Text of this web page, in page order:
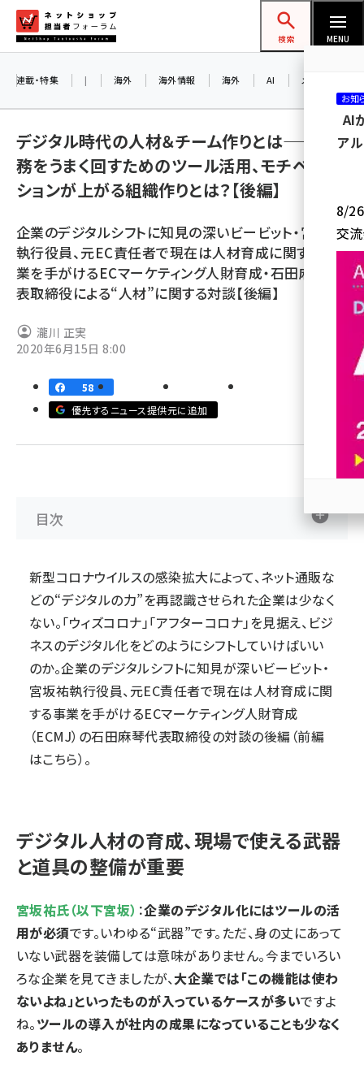
ン
ネットショップ担当者フォーラム
検索 MENU
amazon (2259)
楽天 (1877)
ecbeing (1211)
アスクル (1122)
base (1084)
revico (745)
連載・特集 | 海外 海外情報 海外 AI メタバース
デジタル時代の人材＆チーム作りとは――業
務をうまく回すためのツール活用、モチベー
ションが上がる組織作りとは？【後編】
企業のデジタルシフトに知見の深いビービット・宮坂祐
執行役員、元EC責任者で現在は人材育成に関する事
業を手がけるECマーケティング人財育成・石田麻琴代
表取締役による“人材”に関する対談【後編】
瀧川 正実
2020年6月15日 8:00
58
優先するニュース提供元に追加
目次
新型コロナウイルスの感染拡大によって、ネット通販な
どの“デジタルの力”を再認識させられた企業は少なく
ない。「ウィズコロナ」「アフターコロナ」を見据え、ビジ
ネスのデジタル化をどのようにシフトしていけばいい
のか。企業のデジタルシフトに知見が深いビービット・
宮坂祐執行役員、元EC責任者で現在は人材育成に関
する事業を手がけるECマーケティング人財育成
（ECMJ）の石田麻琴代表取締役の対談の後編 （前編
はこちら） 。
デジタル人材の育成、現場で使える武器
と道具の整備が重要
宮坂祐氏（以下宮坂） ：企業のデジタル化にはツールの活
用が必須です。いわゆる“武器”です。ただ、身の丈にあって
いない武器を装備しては意味がありません。今までいろい
ろな企業を見てきましたが、大企業では「この機能は使わ
ないよね」といったものが入っているケースが多いですよ
ね。ツールの導入が社内の成果になっていることも少なく
ありません。
お知
AI
ア
8/26
交
参